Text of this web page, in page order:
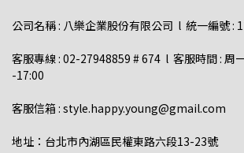
公司名稱 : 八樂企業股份有限公司  l  統一編號 :
客服專線 : 02-27948859 # 674  l  客服時間 : 周
-17:00
客服信箱 : style.happy.young@gmail.com
地址：台北市內湖區民權東路六段13-23號